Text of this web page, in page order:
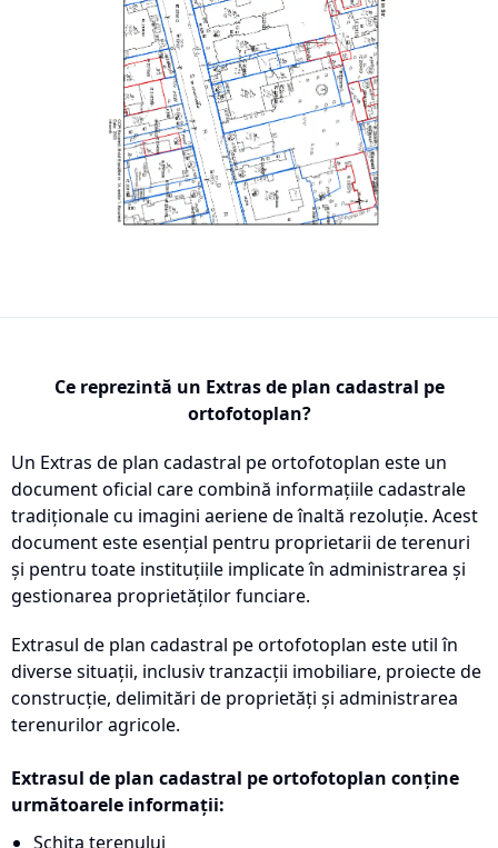
Ce reprezintă un Extras de plan cadastral pe
ortofotoplan?
Un Extras de plan cadastral pe ortofotoplan este un
document oficial care combină informațiile cadastrale
tradiționale cu imagini aeriene de înaltă rezoluție. Acest
document este esențial pentru proprietarii de terenuri
și pentru toate instituțiile implicate în administrarea și
gestionarea proprietăților funciare.
Extrasul de plan cadastral pe ortofotoplan este util în
diverse situații, inclusiv tranzacții imobiliare, proiecte de
construcție, delimitări de proprietăți și administrarea
terenurilor agricole.
Extrasul de plan cadastral pe ortofotoplan conține
următoarele informații:
Schița terenului